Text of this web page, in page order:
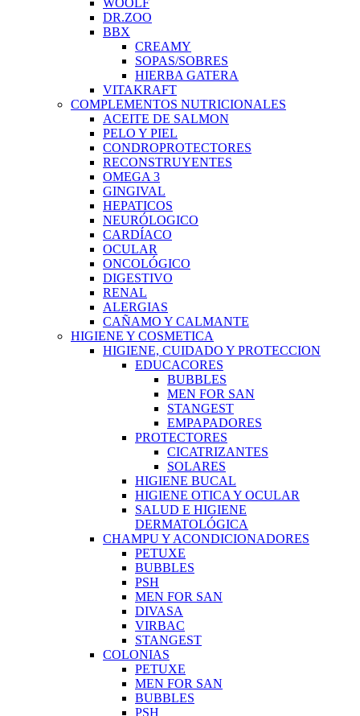
WOOLF
DR.ZOO
BBX
CREAMY
SOPAS/SOBRES
HIERBA GATERA
VITAKRAFT
COMPLEMENTOS NUTRICIONALES
ACEITE DE SALMON
PELO Y PIEL
CONDROPROTECTORES
RECONSTRUYENTES
OMEGA 3
GINGIVAL
HEPATICOS
NEURÓLOGICO
CARDÍACO
OCULAR
ONCOLÓGICO
DIGESTIVO
RENAL
ALERGIAS
CAÑAMO Y CALMANTE
HIGIENE Y COSMETICA
HIGIENE, CUIDADO Y PROTECCION
EDUCACORES
BUBBLES
MEN FOR SAN
STANGEST
EMPAPADORES
PROTECTORES
CICATRIZANTES
SOLARES
HIGIENE BUCAL
HIGIENE OTICA Y OCULAR
SALUD E HIGIENE
DERMATOLÓGICA
CHAMPU Y ACONDICIONADORES
PETUXE
BUBBLES
PSH
MEN FOR SAN
DIVASA
VIRBAC
STANGEST
COLONIAS
PETUXE
MEN FOR SAN
BUBBLES
PSH